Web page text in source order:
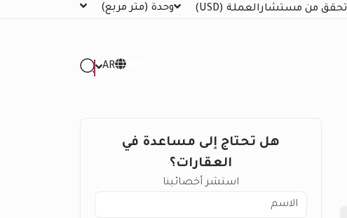
تحقق من مستشارالعملة (USD) وحدة (متر مربع)
AR
هل تحتاج إلى مساعدة في
العقارات؟
استشر أخصائينا